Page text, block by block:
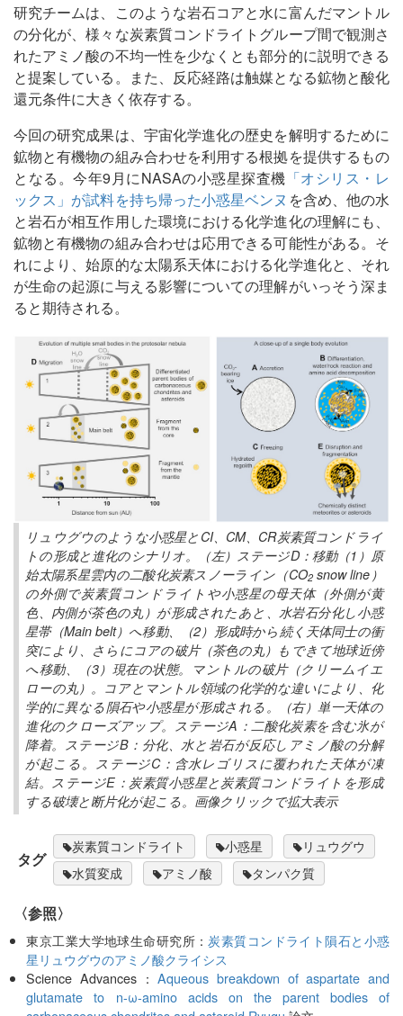
研究チームは、このような岩石コアと水に富んだマントル
の分化が、様々な炭素質コンドライトグループ間で観測さ
れたアミノ酸の不均一性を少なくとも部分的に説明できる
と提案している。また、反応経路は触媒となる鉱物と酸化
還元条件に大きく依存する。
今回の研究成果は、宇宙化学進化の歴史を解明するために
鉱物と有機物の組み合わせを利用する根拠を提供するもの
となる。今年9月にNASAの小惑星探査機 「オシリス・レ
ックス」が試料を持ち帰った小惑星ベンヌ を含め、他の水
と岩石が相互作用した環境における化学進化の理解にも、
鉱物と有機物の組み合わせは応用できる可能性がある。そ
れにより、始原的な太陽系天体における化学進化と、それ
が生命の起源に与える影響についての理解がいっそう深ま
ると期待される。
リュウグウのような小惑星とCI、CM、CR炭素質コンドライ
トの形成と進化のシナリオ。（左）ステージD：移動（1）原
始太陽系星雲内の二酸化炭素スノーライン（CO2snow line）
の外側で炭素質コンドライトや小惑星の母天体（外側が黄
色、内側が茶色の丸）が形成されたあと、水岩石分化し小惑
星帯（Main belt）へ移動、（2）形成時から続く天体同士の衝
突により、さらにコアの破片（茶色の丸）もできて地球近傍
へ移動、（3）現在の状態。マントルの破片（クリームイエ
ローの丸）。コアとマントル領域の化学的な違いにより、化
学的に異なる隕石や小惑星が形成される。（右）単一天体の
進化のクローズアップ。ステージA：二酸化炭素を含む氷が
降着。ステージB：分化、水と岩石が反応しアミノ酸の分解
が起こる。ステージC：含水レゴリスに覆われた天体が凍
結。ステージE：炭素質小惑星と炭素質コンドライトを形成
する破壊と断片化が起こる。画像クリックで拡大表示
タグ
炭素質コンドライト 小惑星
リュウグウ
水質変成
アミノ酸 タンパク質
〈参照〉
東京工業大学地球生命研究所： 炭素質コンドライト隕石と小惑
星リュウグウのアミノ酸クライシス
Science Advances：Aqueous breakdown of aspartate and
glutamate to n-ω-amino acids on the parent bodies of